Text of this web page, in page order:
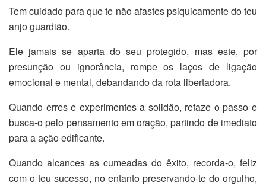
Tem cuidado para que te não afastes psiquicamente do teu
anjo guardião.
Ele jamais se aparta do seu protegido, mas este, por
presunção ou ignorância, rompe os laços de ligação
emocional e mental, debandando da rota libertadora.
Quando erres e experimentes a solidão, refaze o passo e
busca-o pelo pensamento em oração, partindo de imediato
para a ação edificante.
Quando alcances as cumeadas do êxito, recorda-o, feliz
com o teu sucesso, no entanto preservando-te do orgulho,